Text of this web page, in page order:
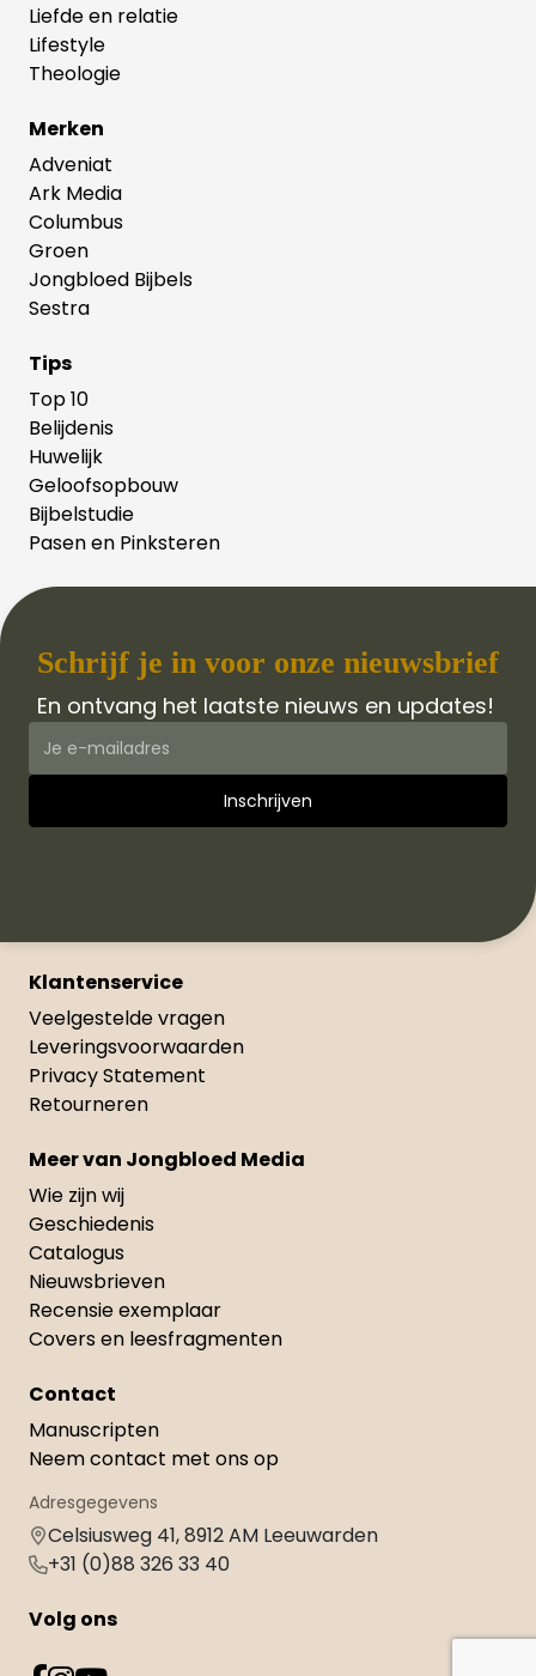
Liefde en relatie
Lifestyle
Theologie
Merken
Adveniat
Ark Media
Columbus
Groen
Jongbloed Bijbels
Sestra
Tips
Top 10
Belijdenis
Huwelijk
Geloofsopbouw
Bijbelstudie
Pasen en Pinksteren
Schrijf je in voor onze nieuwsbrief
En ontvang het laatste nieuws en updates!
Klantenservice
Veelgestelde vragen
Leveringsvoorwaarden
Privacy Statement
Retourneren
Meer van Jongbloed Media
Wie zijn wij
Geschiedenis
Catalogus
Nieuwsbrieven
Recensie exemplaar
Covers en leesfragmenten
Contact
Manuscripten
Neem contact met ons op
Adresgegevens
Celsiusweg 41, 8912 AM Leeuwarden
+31 (0)88 326 33 40
Volg ons